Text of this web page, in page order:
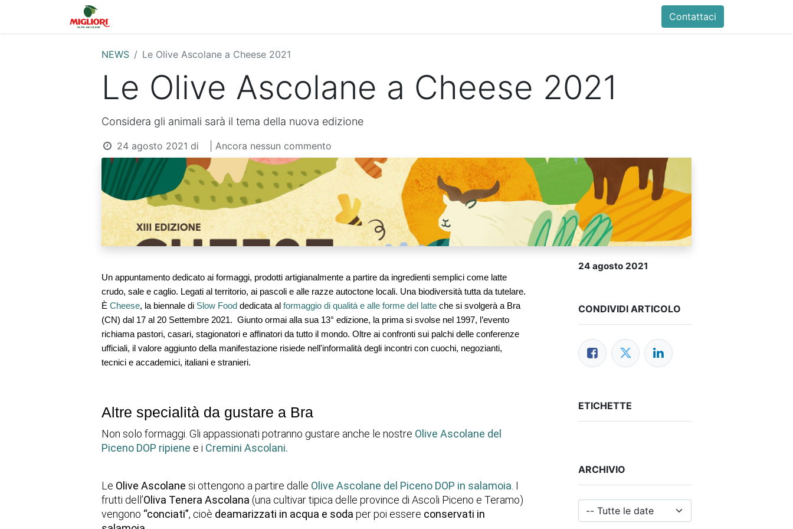
Contattaci
NEWS Le Olive Ascolane a Cheese 2021
Le Olive Ascolane a Cheese 2021
Considera gli animali sarà il tema della nuova edizione
24 agosto 2021 di | Ancora nessun commento
Un appuntamento dedicato ai formaggi, prodotti artigianalmente a partire da ingredienti semplici come latte
crudo, sale e caglio. Legati al territorio, ai pascoli e alle razze autoctone locali. Una biodiversità tutta da tutelare.
È Cheese, la biennale di Slow Food dedicata al formaggio di qualità e alle forme del latte che si svolgerà a Bra
(CN) dal 17 al 20 Settembre 2021. Giunto ormai alla sua 13° edizione, la prima si svolse nel 1997, l’evento
richiama pastori, casari, stagionatori e affinatori da tutto il mondo. Oltre ai confronti sui palchi delle conferenze
ufficiali, il valore aggiunto della manifestazione risiede nell'informalità degli incontri con cuochi, negozianti,
tecnici e accademici, italiani e stranieri.
Altre specialità da gustare a Bra
Non solo formaggi. Gli appassionati potranno gustare anche le nostre Olive Ascolane del
Piceno DOP ripiene e i Cremini Ascolani.
Le Olive Ascolane si ottengono a partire dalle Olive Ascolane del Piceno DOP in salamoia . I
frutti dell’Oliva Tenera Ascolana (una cultivar tipica delle province di Ascoli Piceno e Teramo)
vengono “conciati”, cioè deamarizzati in acqua e soda per poi essere conservati in
24 agosto 2021
CONDIVIDI ARTICOLO
ETICHETTE
ARCHIVIO